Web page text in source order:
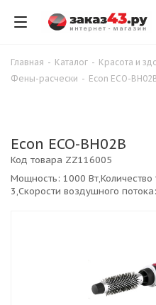
Главная - Каталог - Красота и
Фены-расчески - Econ ECO-
Econ ECO-BH02B
Мощность: 1000
3,Скорости воздушного
Код товара ZZ116005